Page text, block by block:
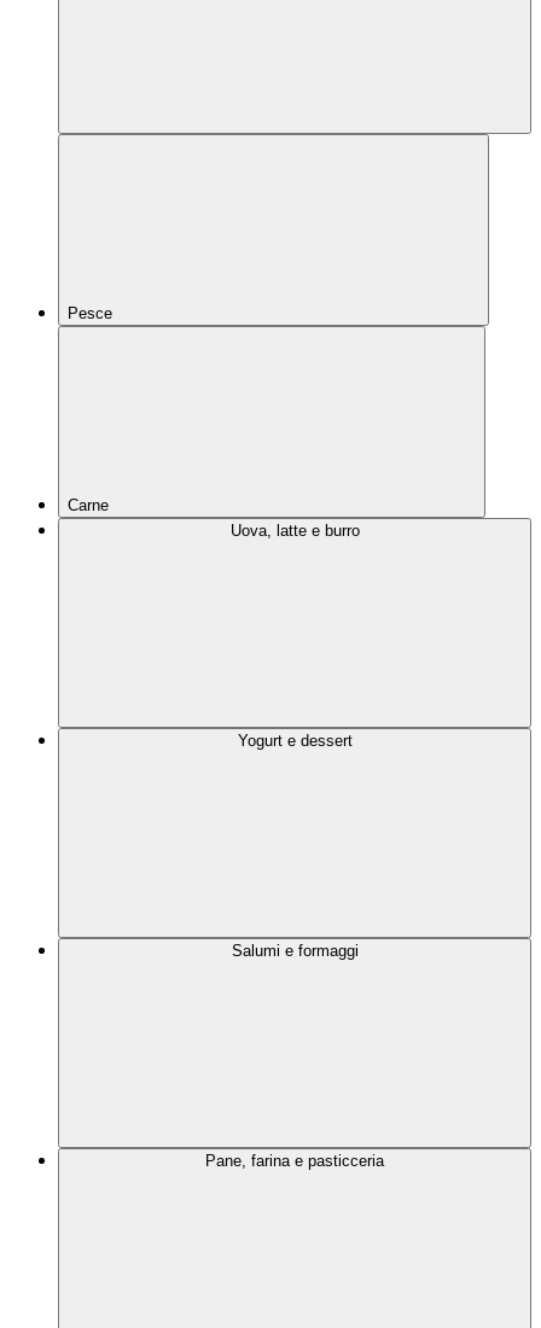
Pesce
Carne
Uova, latte e burro
Yogurt e dessert
Salumi e formaggi
Pane, farina e pasticceria